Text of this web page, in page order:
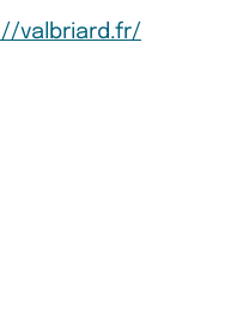
valbriard.fr/